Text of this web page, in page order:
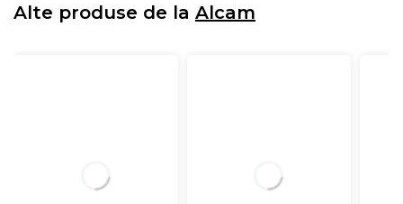
Alte produse de la Alcam